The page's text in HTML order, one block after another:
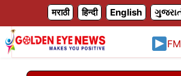
मराठी हिन्दी English